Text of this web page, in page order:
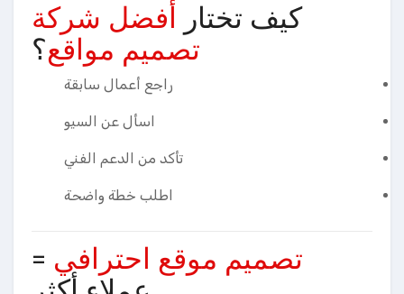
كيف تختار أفضل شركة
تصميم مواقع؟
راجع أعمال سابقة
اسأل عن السيو
تأكد من الدعم الفني
اطلب خطة واضحة
تصميم موقع احترافي =